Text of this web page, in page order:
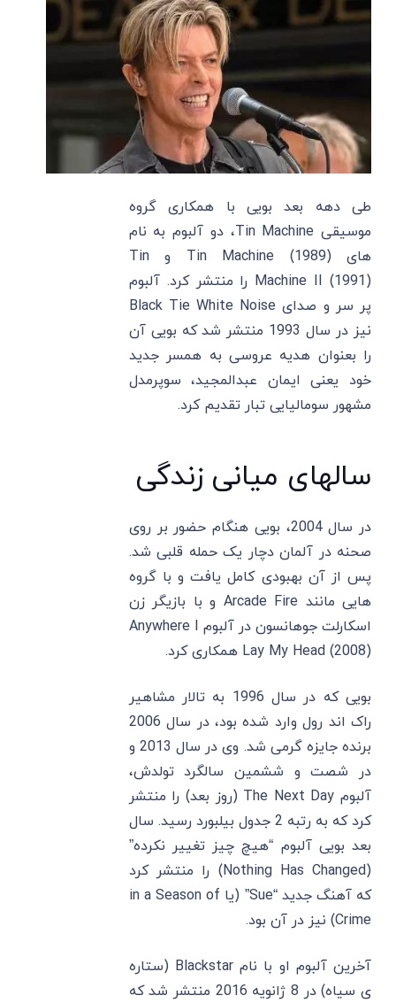
طی دهه بعد بویی با همکاری گروه
موسیقی Tin Machine، دو آلبوم به نام
های Tin Machine (1989) و Tin
Machine II (1991) را منتشر کرد. آلبوم
پر سر و صدای Black Tie White Noise
نیز در سال 1993 منتشر شد که بویی آن
را بعنوان هدیه عروسی به همسر جدید
خود یعنی ایمان عبدالمجید، سوپرمدل
مشهور سومالیایی تبار تقدیم کرد.
سالهای میانی زندگی
در سال 2004، بویی هنگام حضور بر روی
صحنه در آلمان دچار یک حمله قلبی شد.
پس از آن بهبودی کامل یافت و با گروه
هایی مانند Arcade Fire و با بازیگر زن
اسکارلت جوهانسون در آلبوم Anywhere I
Lay My Head (2008) همکاری کرد.
بویی که در سال 1996 به تالار مشاهیر
راک اند رول وارد شده بود، در سال 2006
برنده جایزه گرمی شد. وی در سال 2013 و
در شصت و ششمین سالگرد تولدش،
آلبوم The Next Day (روز بعد) را منتشر
کرد که به رتبه 2 جدول بیلبورد رسید. سال
بعد بویی آلبوم “هیچ چیز تغییر نکرده”
(Nothing Has Changed) را منتشر کرد
که آهنگ جدید “Sue” (یا in a Season of
Crime) نیز در آن بود.
آخرین آلبوم او با نام Blackstar (ستاره
ی سیاه) در 8 ژانویه 2016 منتشر شد که